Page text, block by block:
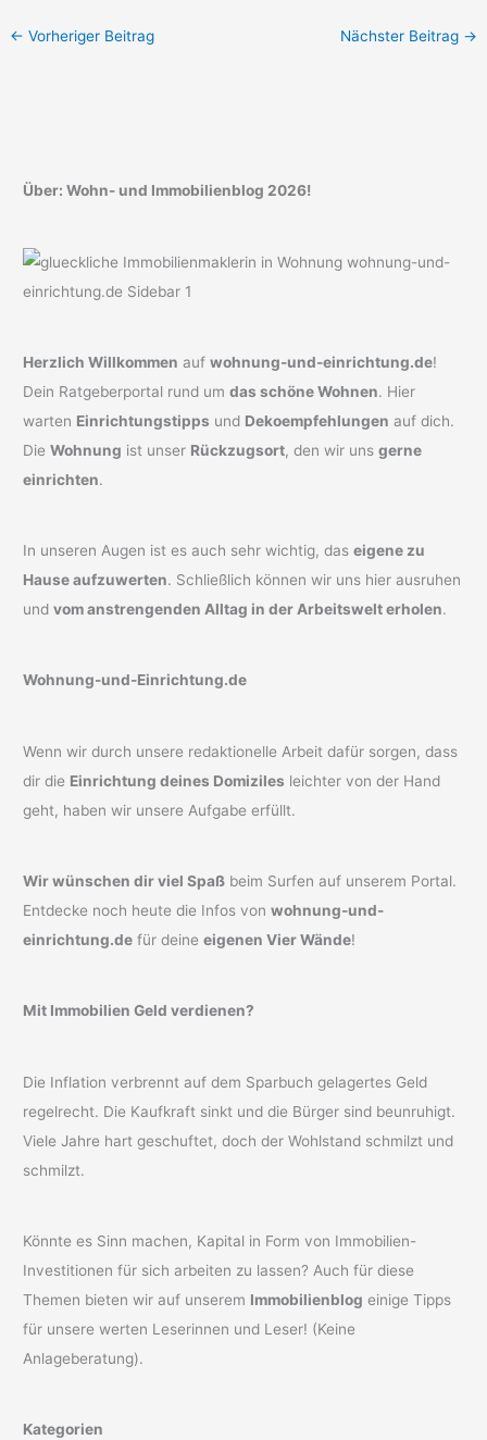
← Vorheriger Beitrag Nächster Beitrag →
Über: Wohn- und Immobilienblog 2026!
Herzlich Willkommen aufwohnung-und-einrichtung.de!
Dein Ratgeberportal rund umdas schöne Wohnen. Hier
warten Einrichtungstipps und Dekoempfehlungen auf dich.
DieWohnung ist unser Rückzugsort, den wir unsgerne
einrichten.
In unseren Augen ist es auch sehr wichtig, daseigene zu
Hause aufzuwerten. Schließlich können wir uns hier ausruhen
undvom anstrengenden Alltag in der Arbeitswelt erholen.
Wohnung-und-Einrichtung.de
Wenn wir durch unsere redaktionelle Arbeit dafür sorgen, dass
dir die Einrichtung deines Domiziles leichter von der Hand
geht, haben wir unsere Aufgabe erfüllt.
Wir wünschen dir viel Spaß beim Surfen auf unserem Portal.
Entdecke noch heute die Infos vonwohnung-und-
einrichtung.de für deineeigenen Vier Wände!
Mit Immobilien Geld verdienen?
Die Inflation verbrennt auf dem Sparbuch gelagertes Geld
regelrecht. Die Kaufkraft sinkt und die Bürger sind beunruhigt.
Viele Jahre hart geschuftet, doch der Wohlstand schmilzt und
schmilzt.
Könnte es Sinn machen, Kapital in Form von Immobilien-
Investitionen für sich arbeiten zu lassen? Auch für diese
Themen bieten wir auf unserem Immobilienblog einige Tipps
für unsere werten Leserinnen und Leser! (Keine
Anlageberatung).
Kategorien